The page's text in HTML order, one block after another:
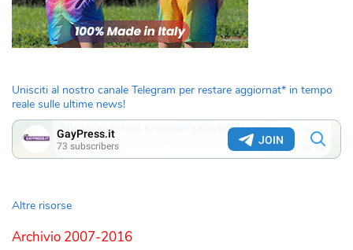
Unisciti al nostro canale Telegram per restare aggiornat* in tempo
reale sulle ultime news!
Altre risorse
Archivio 2007-2016